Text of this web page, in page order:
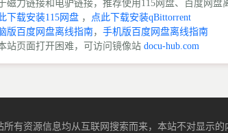
磁力链接和电驴链接，推荐使用115网盘、百度网
下载安装115网盘 ， 点此下载安装qBittorrent
版百度网盘离线指南， 手机版百度网盘离线指南
站页面打开困难，可访问镜像站 docu-hub.com
所有资源信息均从互联网搜索而来，本站不对显示